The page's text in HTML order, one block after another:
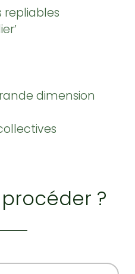
repliables
dimension
?